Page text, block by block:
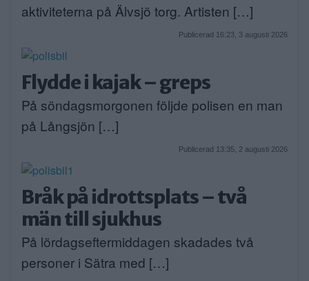
aktiviteterna på Älvsjö torg. Artisten […]
Publicerad 16:23, 3 augusti 2026
Flydde i kajak – greps
På söndagsmorgonen följde polisen en man
på Långsjön […]
Publicerad 13:35, 2 augusti 2026
Bråk på idrottsplats – två
män till sjukhus
På lördagseftermiddagen skadades två
personer i Sätra med […]